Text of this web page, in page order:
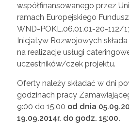
o
d
o
w
e
współfinansowanego przez
ramach Europejskiego
WND-POKL.06.01.01-20-112/
Inicjatyw Rozwojowych
na realizację usługi
uczestników/czek projektu.
Oferty należy składać w dni
godzinach pracy
9:00 do 15:00 od dnia
19.09.2014r. do godz. 15:00.